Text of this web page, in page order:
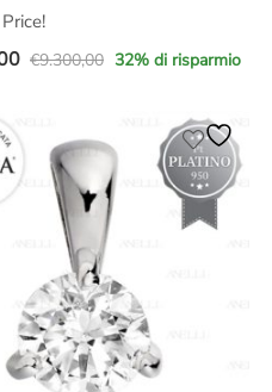
€9.300,00 32% di risparmio